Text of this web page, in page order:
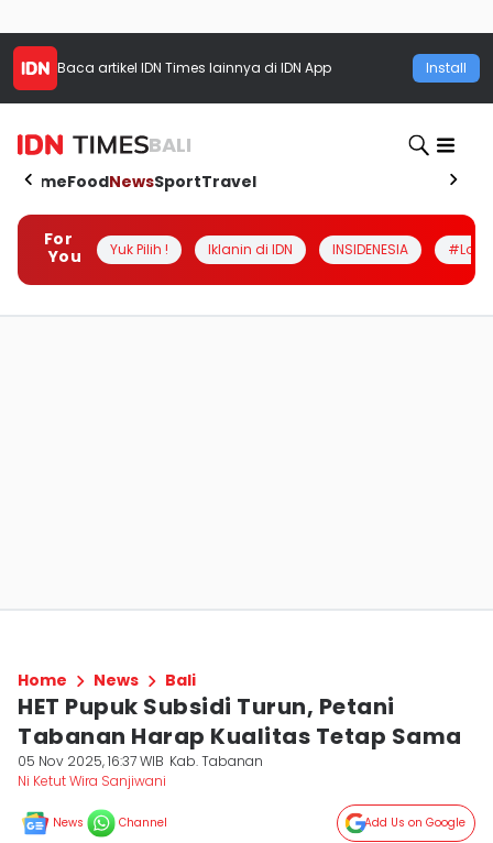
Baca artikel IDN Times lainnya di IDN App Install
BALI
HomeFoodNewsSportTravel
For
You
Yuk Pilih ! Iklanin di IDN INSIDENESIA
Home News Bali
HET Pupuk Subsidi Turun, Petani
Tabanan Harap Kualitas Tetap Sama
05 Nov 2025, 16:37 WIB Kab. Tabanan
Ni Ketut Wira Sanjiwani
News Channel Add Us on Google